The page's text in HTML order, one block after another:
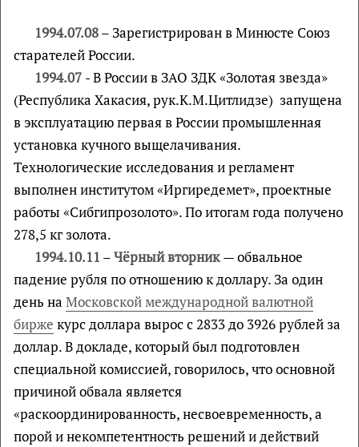
1994.07.08– Зарегистрирован в Минюсте Союз
старателей России.
1994.07 - В России в ЗАО ЗДК «Золотая звезда»
(Республика Хакасия, рук.К.М.Цитлидзе) запущена
в эксплуатацию первая в России промышленная
установка кучного выщелачивания.
Технологические исследования и регламент
выполнен институтом «Иргиредемет», проектные
работы «Сибгипрозолото». По итогам года получено
278,5 кг золота.
1994.10.11 –Чёрный вторник— обвальное
падение рубля по отношению к доллару. За один
день на Московской международной валютной
бирже курс доллара вырос с 2833 до 3926 рублей за
доллар. В докладе, который был подготовлен
специальной комиссией, говорилось, что основной
причиной обвала является
«раскоординированность, несвоевременность, а
порой и некомпетентность решений и действий